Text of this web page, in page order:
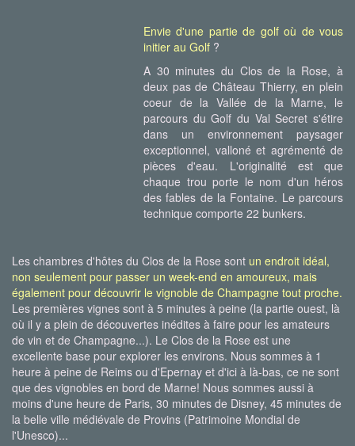
Envie d'une partie de golf où de vous
initier au Golf ?
A 30 minutes du Clos de la Rose, à
deux pas de Château Thierry, en plein
coeur de la Vallée de la Marne, le
parcours du Golf du Val Secret s'étire
dans un environnement paysager
exceptionnel, valloné et agrémenté de
pièces d'eau. L'originalité est que
chaque trou porte le nom d'un héros
des fables de la Fontaine. Le parcours
technique comporte 22 bunkers.
Les chambres d'hôtes du Clos de la Rose sont un endroit idéal,
non seulement pour passer un week-end en amoureux, mais
également pour découvrir le vignoble de Champagne tout proche.
Les premières vignes sont à 5 minutes à peine (la partie ouest, là
où il y a plein de découvertes inédites à faire pour les amateurs
de vin et de Champagne...). Le Clos de la Rose est une
excellente base pour explorer les environs. Nous sommes à 1
heure à peine de Reims ou d'Epernay et d'ici à là-bas, ce ne sont
que des vignobles en bord de Marne! Nous sommes aussi à
moins d'une heure de Paris, 30 minutes de Disney, 45 minutes de
la belle ville médiévale de Provins (Patrimoine Mondial de
l'Unesco)...